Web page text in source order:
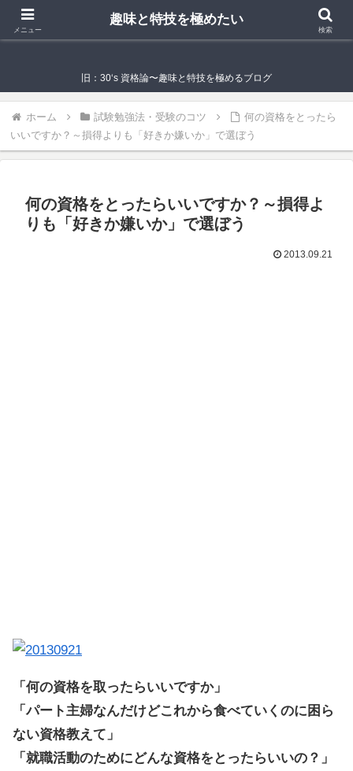
趣味と特技を極めたい
旧：30‘s 資格論〜趣味と特技を極めるブログ
ホーム 試験勉強法・受験のコツ
何の資格をとったら
いいですか？～損得よりも「好きか嫌いか」で選ぼう
何の資格をとったらいいですか？～損得よ
りも「好きか嫌いか」で選ぼう
2013.09.21
「何の資格を取ったらいいですか」
「パート主婦なんだけどこれから食べていくのに困ら
ない資格教えて」
「就職活動のためにどんな資格をとったらいいの？」
メニュー
趣味と特技を極めたい
検索